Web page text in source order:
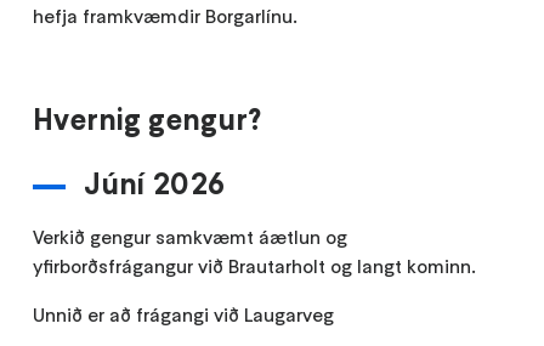
hefja framkvæmdir Borgarlínu.
Hvernig gengur?
Júní 2026
Verkið gengur samkvæmt áætlun og
yfirborðsfrágangur við Brautarholt og langt kominn.
Unnið er að frágangi við Laugarveg